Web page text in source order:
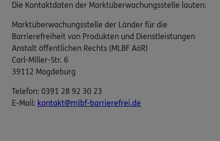
Die Kontaktdaten der Marktüberwachungsstelle lauten:
Marktüberwachungsstelle der Länder für die
Barrierefreiheit von Produkten und Dienstleistungen
Anstalt öffentlichen Rechts (MLBF AöR)
Carl-Miller-Str. 6
39112 Magdeburg
Telefon: 0391 28 92 30 23
E-​Mail: kontakt@mlbf-barrierefrei.de